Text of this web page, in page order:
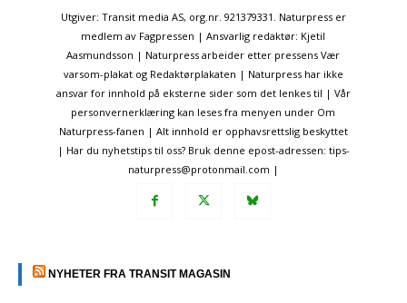
Utgiver: Transit media AS, org.nr. 921379331. Naturpress er
medlem av Fagpressen | Ansvarlig redaktør: Kjetil
Aasmundsson | Naturpress arbeider etter pressens Vær
varsom-plakat og Redaktørplakaten | Naturpress har ikke
ansvar for innhold på eksterne sider som det lenkes til | Vår
personvernerklæring kan leses fra menyen under Om
Naturpress-fanen | Alt innhold er opphavsrettslig beskyttet
| Har du nyhetstips til oss? Bruk denne epost-adressen: tips-
naturpress@protonmail.com |
NYHETER FRA TRANSIT MAGASIN